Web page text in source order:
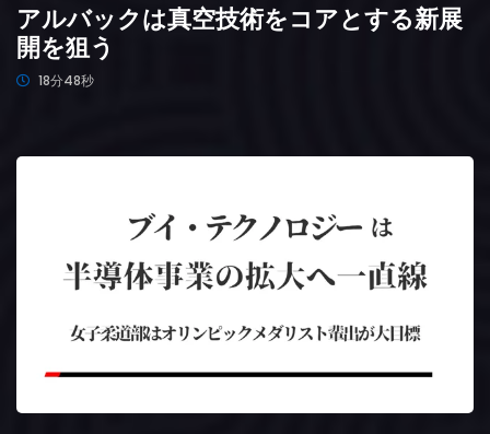
アルバックは真空技術をコアとする新展
開を狙う
18分48秒